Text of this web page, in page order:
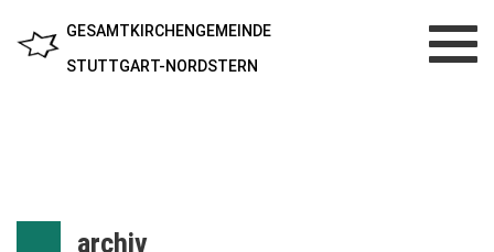
GESAMTKIRCHENGEMEINDE
STUTTGART-NORDSTERN
archiv